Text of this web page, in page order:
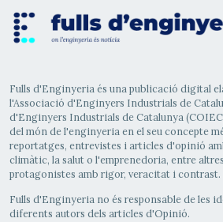
Fulls d'Enginyeria és una publicació digital
l'Associació d'Enginyers Industrials de
d'Enginyers Industrials de Catalunya
del món de l'enginyeria en el seu concepte
reportatges, entrevistes i articles d'opinió
climàtic, la salut o l'emprenedoria, entre
protagonistes amb rigor, veracitat i contrast.
Fulls d'Enginyeria no és responsable de les
diferents autors dels articles d'Opinió.